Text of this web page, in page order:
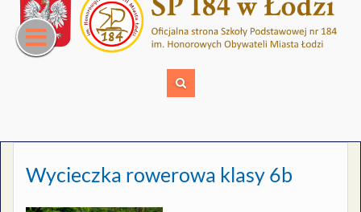
content
Wycieczka rowerowa klasy 6b